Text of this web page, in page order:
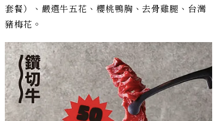
套餐）、嚴選牛五花、櫻桃鴨胸、去骨雞腿、台灣
豬梅花。